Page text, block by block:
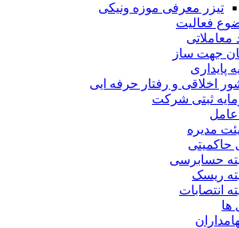
تیزر معرفی موزه ونیکی
فعالیت
معاملاتی
جهت ساز
پایداری
اخلاقی و رفتار حرفه ایی
ثبتی شرکت
عامل
مدیره
حاکمیتی
حسابرسی
ریسک
انتصابات
ها